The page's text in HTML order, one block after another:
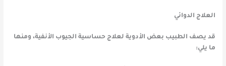
العلاج الدوائي
قد يصف الطبيب بعض الأدوية لعلاج حساسية الجيوب الأنفية، ومنها
ما يلي: